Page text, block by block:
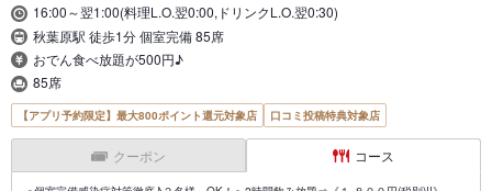
16:00～翌1:00(料理L.O.翌0:00,ドリンクL.O.翌0:30)
秋葉原駅 徒歩1分 個室完備 85席
おでん食べ放題が500円♪
85席
【アプリ予約限定】最大800ポイント還元対象店 口コミ投稿特典対象店
クーポン コース